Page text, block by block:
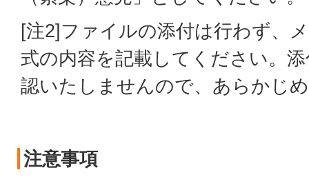
[注2]ファイルの添付は行わず、
式の内容を記載してください。
認いたしませんので、あらかじ
注意事項